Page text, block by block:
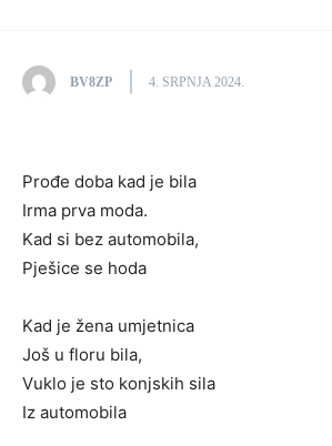
BV8ZP 4. SRPNJA 2024.
Prođe doba kad je bila
Irma prva moda.
Kad si bez automobila,
Pješice se hoda
Kad je žena umjetnica
Još u floru bila,
Vuklo je sto konjskih sila
Iz automobila